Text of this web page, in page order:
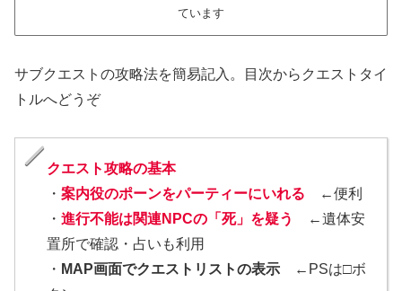
ています
サブクエストの攻略法を簡易記入。目次からクエストタイ
トルへどうぞ
クエスト攻略の基本
・ 案内役のポーンをパーティーにいれる ←便利
・ 進行不能は関連NPCの「死」を疑う
←遺体安
置所で確認・占いも利用
・ MAP画面でクエストリストの表示 ←PSは□ボ